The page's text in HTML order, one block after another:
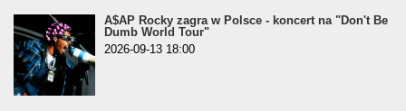
A$AP Rocky zagra w Polsce - koncert na "Don't Be
Dumb World Tour"
2026-09-13 18:00